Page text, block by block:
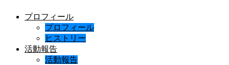
プロフィール
プロフィール
ヒストリー
活動報告
活動報告